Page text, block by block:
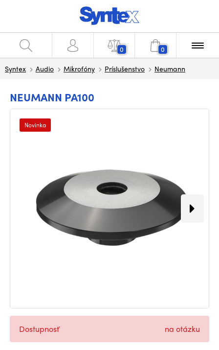
0 0
Syntex Audio Mikrofóny Príslušenstvo Neumann
NEUMANN PA100
Novinka
Dostupnosť na otázku